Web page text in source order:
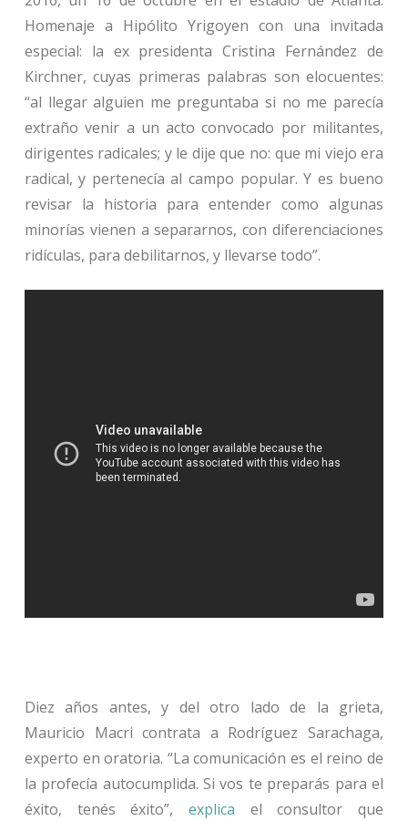
Homenaje a Hipólito Yrigoyen con una invitada
especial: la ex presidenta Cristina Fernández de
Kirchner, cuyas primeras palabras son elocuentes:
“al llegar alguien me preguntaba si no me parecía
extraño venir a un acto convocado por militantes,
dirigentes radicales; y le dije que no: que mi viejo era
radical, y pertenecía al campo popular. Y es bueno
revisar la historia para entender como algunas
minorías vienen a separarnos, con diferenciaciones
ridículas, para debilitarnos, y llevarse todo”.
Diez años antes, y del otro lado de la grieta,
Mauricio Macri contrata a Rodríguez Sarachaga,
experto en oratoria. “La comunicación es el reino de
la profecía autocumplida. Si vos te preparás para el
éxito, tenés éxito”, explica el consultor que